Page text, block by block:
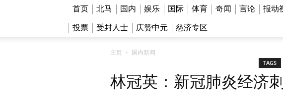
首页 北马 国内 娱乐 国际 体育 奇闻 言论 报动
投票 受封人士 庆赞中元 慈济专区
主页 国内新闻
TAGS
林冠英：新冠肺炎经济